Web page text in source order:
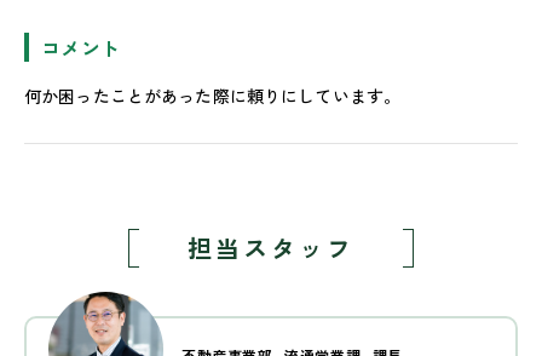
コメント
何か困ったことがあった際に頼りにしています。
担当スタッフ